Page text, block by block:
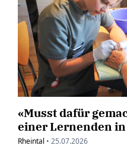
«Musst dafür
einer Lernenden in
Rheintal • 25.07.2026